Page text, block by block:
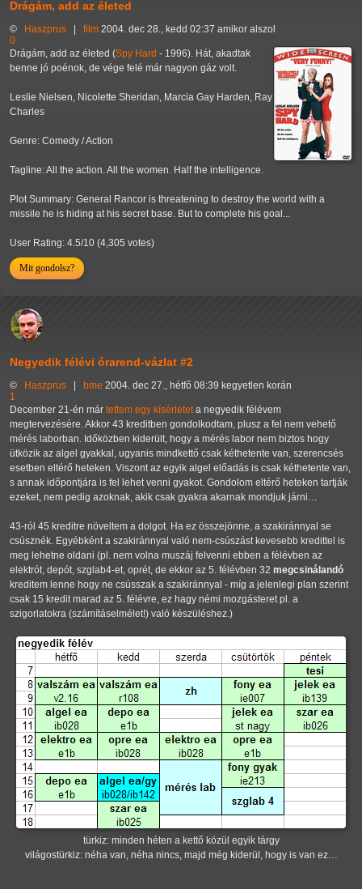
Drágám, add az életed
© Haszprus | film 2004. dec 28., kedd 02:37 amikor alszol
0
Drágám, add az életed (Spy Hard - 1996). Hát, akadtak
benne jó poénok, de vége felé már nagyon gáz volt.
Leslie Nielsen, Nicolette Sheridan, Marcia Gay Harden, Ray
Charles
Genre: Comedy / Action
Tagline: All the action. All the women. Half the intelligence.
Plot Summary: General Rancor is threatening to destroy the world with a
missile he is hiding at his secret base. But to complete his goal...
User Rating: 4.5/10 (4,305 votes)
Mit gondolsz?
Negyedik félévi órarend-vázlat #2
© Haszprus | bme 2004. dec 27., hétfő 08:39 kegyetlen korán
1
December 21-én már tettem egy kísérletet a negyedik félévem
megtervezésére. Akkor 43 kreditben gondolkodtam, plusz a fel nem vehető
mérés laborban. Időközben kiderült, hogy a mérés labor nem biztos hogy
ütközik az algel gyakkal, ugyanis mindkettő csak kéthetente van, szerencsés
esetben eltérő heteken. Viszont az egyik algel előadás is csak kéthetente van,
s annak időpontjára is fel lehet venni gyakot. Gondolom eltérő heteken tartják
ezeket, nem pedig azoknak, akik csak gyakra akarnak mondjuk járni…
43-ról 45 kreditre növeltem a dolgot. Ha ez összejönne, a szakiránnyal se
csúsznék. Egyébként a szakiránnyal való nem-csúszást kevesebb kredittel is
meg lehetne oldani (pl. nem volna muszáj felvenni ebben a félévben az
elektrót, depót, szglab4-et, oprét, de ekkor az 5. félévben 32 megcsinálandó
kreditem lenne hogy ne csússzak a szakiránnyal - míg a jelenlegi plan szerint
csak 15 kredit marad az 5. félévre, ez hagy némi mozgásteret pl. a
szigorlatokra (számításelmélet!) való készüléshez.)
türkiz: minden héten a kettő közül egyik tárgy
világostürkiz: néha van, néha nincs, majd még kiderül, hogy is van ez…